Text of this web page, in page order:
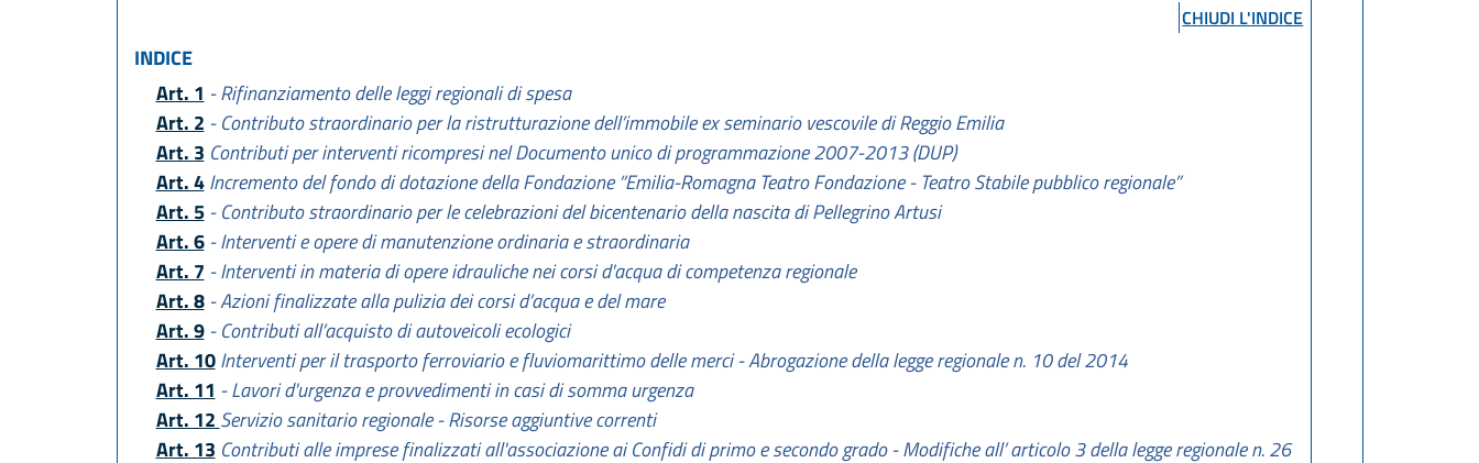
CHIUDI L'INDICE
INDICE
Art. 1 - Rifinanziamento delle leggi regionali di spesa
Art. 2 - Contributo straordinario per la ristrutturazione dell’immobile ex seminario vescovile di Reggio Emilia
Art. 3 Contributi per interventi ricompresi nel Documento unico di programmazione 2007-2013 (DUP)
Art. 4Incremento del fondo di dotazione della Fondazione “Emilia-Romagna Teatro Fondazione - Teatro Stabile pubblico regionale”
Art. 5- Contributo straordinario per le celebrazioni del bicentenario della nascita di Pellegrino Artusi
Art. 6- Interventi e opere di manutenzione ordinaria e straordinaria
Art. 7 - Interventi in materia di opere idrauliche nei corsi d'acqua di competenza regionale
Art. 8- Azioni finalizzate alla pulizia dei corsi d’acqua e del mare
Art. 9- Contributi all’acquisto di autoveicoli ecologici
Art. 10Interventi per il trasporto ferroviario e fluviomarittimo delle merci - Abrogazione della legge regionale n. 10 del 2014
Art. 11 - Lavori d'urgenza e provvedimenti in casi di somma urgenza
Art. 12 Servizio sanitario regionale - Risorse aggiuntive correnti
Art. 13 Contributi alle imprese finalizzati all'associazione ai Confidi di primo e secondo grado - Modifiche all’ articolo 3 della legge regionale n. 26